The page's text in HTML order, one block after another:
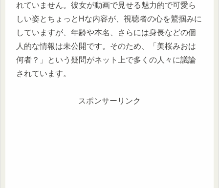
れていません。彼女が動画で見せる魅力的で可愛ら
しい姿とちょっとHな内容が、視聴者の心を鷲掴みに
していますが、年齢や本名、さらには身長などの個
人的な情報は未公開です。そのため、「美桜みおは
何者？」という疑問がネット上で多くの人々に議論
されています。
スポンサーリンク